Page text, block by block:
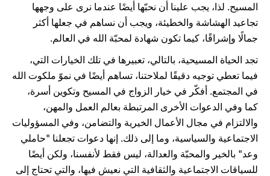
المسيح. لذا، يجب علينا أن نحبّها أيضًا عندما نرى على وجهها
تجاعيد الهشاشة والخطيئة، ويجب أن نساهم في جعلها أكثر
جمالًا وإشراقًا، كيما تكون شهادة لمحبّة الله في العالم.
تجد الحياة المسيحية، بالتالي، تعبيرها في تلك الخيارات التي،
فيما تعطي توجيه دقيقًا لملاحتنا، تساهم أيضًا في نموّ ملكوت الله
في المجتمع. أفكّر في خيار الزواج في المسيح وتكوين أسرة،
كما وفي الدعوات الأخرى المرتبطة بعالم العمل والمهن،
والالتزام في مجال الأعمال الخيرية والتضامن، وفي المسؤوليات
الاجتماعية والسياسية، وما إلى ذلك. إنها دعوات تجعلنا "حاملي
وعد" بالخير والمحبّة والعدالة، ليس فقط لأنفسنا، ولكن أيضًا
للسياقات الاجتماعية والثقافية التي نعيش فيها، والتي تحتاج إلى